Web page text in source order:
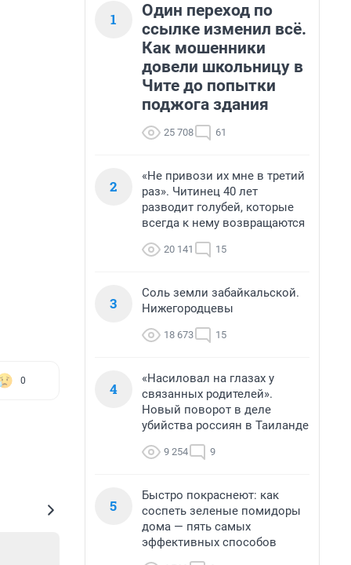
0
1
Один переход по
ссылке изменил всё.
Как мошенники
довели школьницу в
Чите до попытки
поджога здания
25 708 61
2
«Не привози их мне в третий
раз». Читинец 40 лет
разводит голубей, которые
всегда к нему возвращаются
20 141 15
3
Соль земли забайкальской.
Нижегородцевы
18 673 15
4
«Насиловал на глазах у
связанных родителей».
Новый поворот в деле
убийства россиян в Таиланде
9 254 9
5
Быстро покраснеют: как
соспеть зеленые помидоры
дома — пять самых
эффективных способов